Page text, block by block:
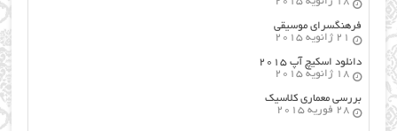
فرهنگسراي موسيقي
21 ژانویه 2015
دانلود اسکیچ آپ ۲۰۱۵
18 ژانویه 2015
بررسی معماری کلاسیک
28 فوریه 2015